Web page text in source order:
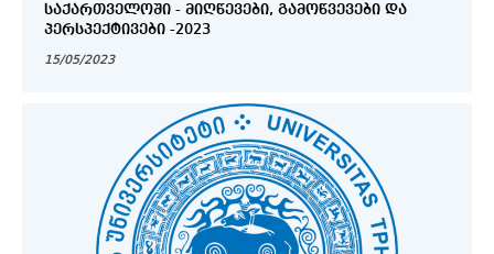
ᲡᲐᲥᲐᲠᲗᲕᲔᲚᲝᲨᲘ - ᲛᲘᲦᲬᲔᲕᲔᲑᲘ, ᲒᲐᲛᲝᲬᲕᲔᲕᲔᲑᲘ ᲓᲐ
ᲞᲔᲠᲡᲞᲔᲥᲢᲘᲕᲔᲑᲘ -2023
15/05/2023